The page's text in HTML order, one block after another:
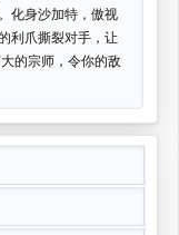
化身沙加特，傲视
利爪撕裂对手，让
的宗师，令你的敌